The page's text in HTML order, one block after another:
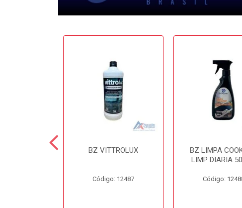
BZ VITTROLUX
Código: 12487
BZ LIMPA
LIMP DIARIA
Código: